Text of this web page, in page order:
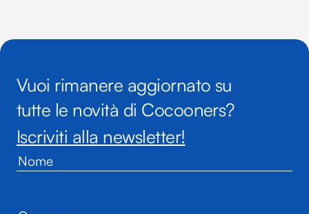
Vuoi rimanere aggiornato su
tutte le novità di Cocooners?
Iscriviti alla newsletter!